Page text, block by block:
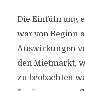
Die Einführung
war von Beginn
Auswirkungen
den Mietmarkt,
zu beobachten